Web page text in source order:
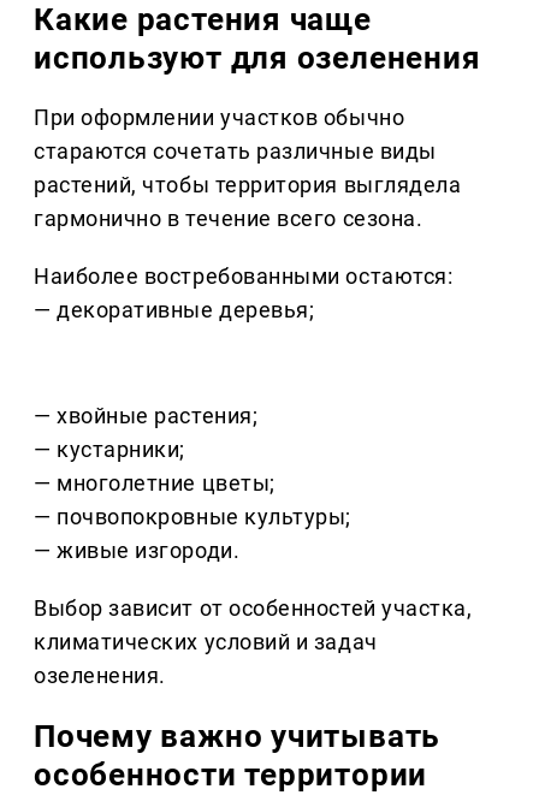
Какие растения чаще
используют для озеленения
При оформлении участков обычно
стараются сочетать различные виды
растений, чтобы территория выглядела
гармонично в течение всего сезона.
Наиболее востребованными остаются:
— декоративные деревья;
— хвойные растения;
— кустарники;
— многолетние цветы;
— почвопокровные культуры;
— живые изгороди.
Выбор зависит от особенностей участка,
климатических условий и задач
озеленения.
Почему важно учитывать
особенности территории